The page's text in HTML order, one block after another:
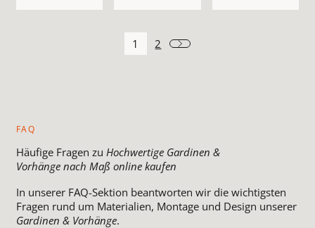
1 2
FAQ
Häufige Fragen zu Hochwertige Gardinen &
Vorhänge nach Maß online kaufen
In unserer FAQ-Sektion beantworten wir die wichtigsten
Fragen rund um Materialien, Montage und Design unserer
Gardinen & Vorhänge.